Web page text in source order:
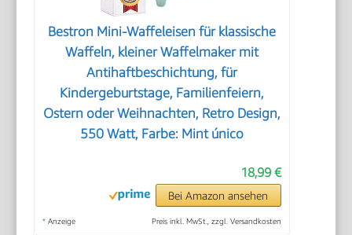
Bestron Mini-Waffeleisen für klassische
Waffeln, kleiner Waffelmaker mit
Antihaftbeschichtung, für
Kindergeburtstage, Familienfeiern,
Ostern oder Weihnachten, Retro Design,
550 Watt, Farbe: Mint único
18,99 €
Bei Amazon ansehen
* Anzeige Preis inkl. MwSt., zzgl. Versandkosten